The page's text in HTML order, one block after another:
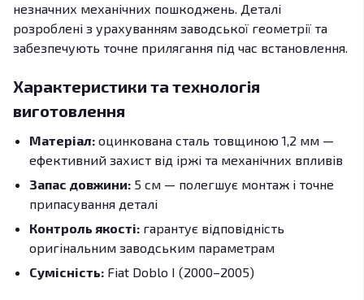
незначних механічних пошкоджень. Деталі
розроблені з урахуванням заводської геометрії та
забезпечують точне прилягання під час встановлення.
Характеристики та технологія
виготовлення
Матеріал: оцинкована сталь товщиною 1,2 мм —
ефективний захист від іржі та механічних впливів
Запас довжини: 5 см — полегшує монтаж і точне
припасування деталі
Контроль якості: гарантує відповідність
оригінальним заводським параметрам
Сумісність: Fiat Doblo I (2000–2005)